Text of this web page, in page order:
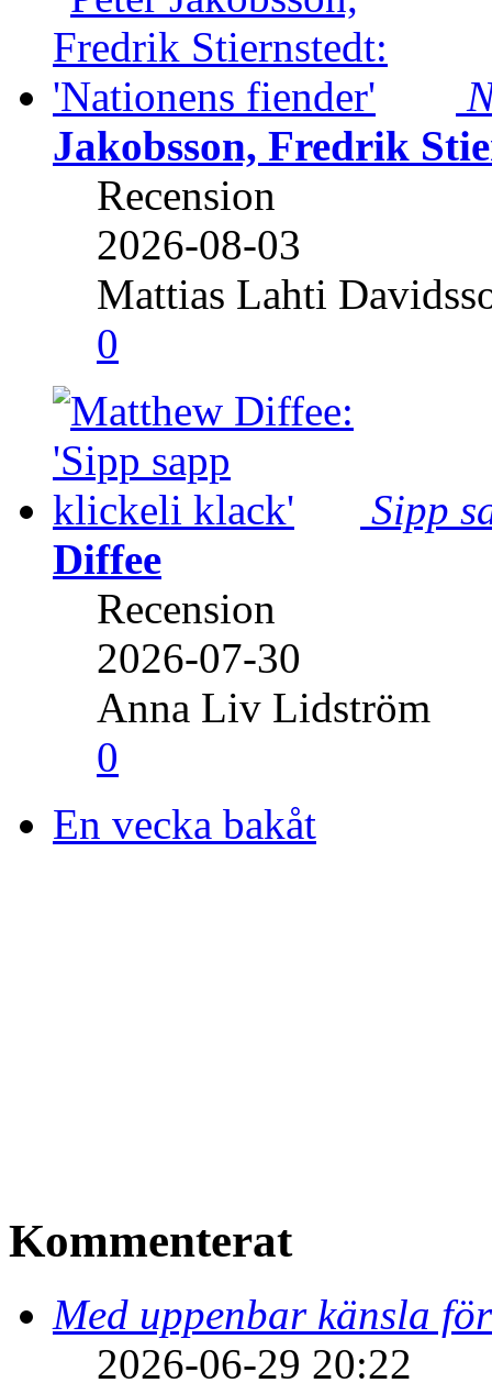
Jakobsson, Fredrik
Recension
2026-08-03
Mattias Lahti
0
Sipp
Diffee
Recension
2026-07-30
Anna Liv Lidström
0
En vecka bakåt
Kommenterat
Med uppenbar känsla
2026-06-29 20:22